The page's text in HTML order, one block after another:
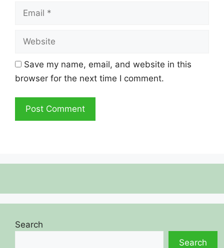
Save my name, email, and website in this
browser for the next time I comment.
Search
Search